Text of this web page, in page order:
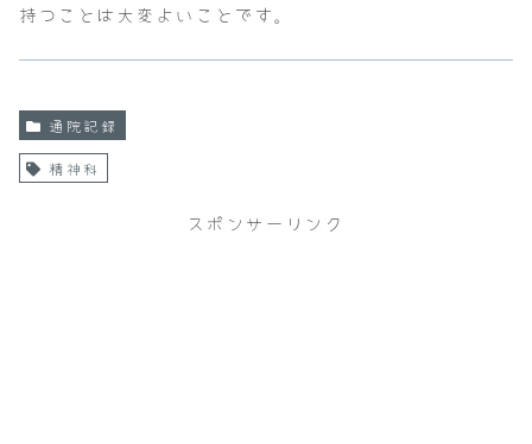
持つことは大変よいことです。
通院記録
精神科
スポンサーリンク